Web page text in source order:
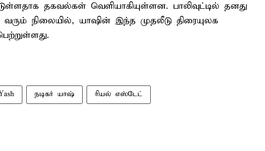
தகவல்கள் வெளியாகியுள்ளன. பாலிவுட்டில் தனது
நிலையில், யாஷின் இந்த முதலீடு திரையுலக
நடிகர் யாஷ் ரியல் எஸ்டேட்